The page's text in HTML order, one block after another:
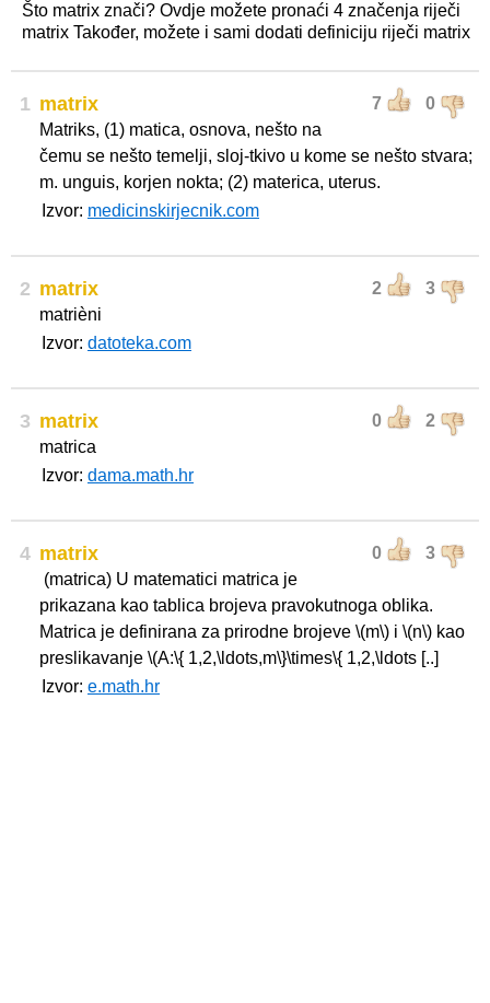
Što matrix znači? Ovdje možete pronaći 4 značenja riječi
matrix Također, možete i sami dodati definiciju riječi matrix
1 7 0
matrix
Matriks, (1) matica, osnova, nešto na
čemu se nešto temelji, sloj-tkivo u kome se nešto stvara;
m. unguis, korjen nokta; (2) materica, uterus.
Izvor: medicinskirjecnik.com
2 2 3
matrix
matrièni
Izvor: datoteka.com
3 0 2
matrix
matrica
Izvor: dama.math.hr
4 0 3
matrix
(matrica) U matematici matrica je
prikazana kao tablica brojeva pravokutnoga oblika.
Matrica je definirana za prirodne brojeve \(m\) i \(n\) kao
preslikavanje \(A:\{ 1,2,\ldots,m\}\times\{ 1,2,\ldots [..]
Izvor: e.math.hr